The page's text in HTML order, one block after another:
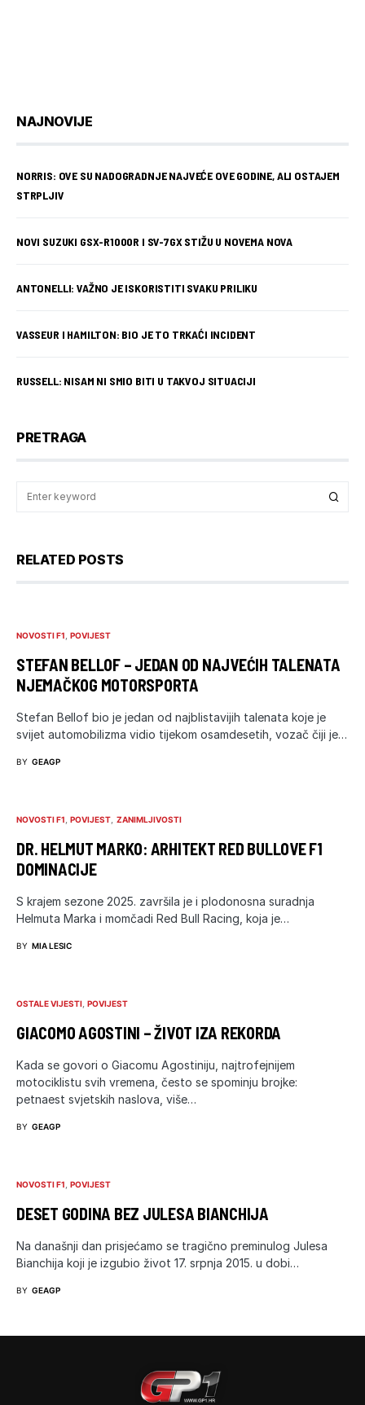
NAJNOVIJE
NORRIS: OVE SU NADOGRADNJE NAJVEĆE OVE GODINE, ALI OSTAJEM
STRPLJIV
NOVI SUZUKI GSX-R1000R I SV-7GX STIŽU U NOVEMA NOVA
ANTONELLI: VAŽNO JE ISKORISTITI SVAKU PRILIKU
VASSEUR I HAMILTON: BIO JE TO TRKAĆI INCIDENT
RUSSELL: NISAM NI SMIO BITI U TAKVOJ SITUACIJI
PRETRAGA
RELATED POSTS
NOVOSTI F1 POVIJEST
STEFAN BELLOF – JEDAN OD NAJVEĆIH TALENATA
NJEMAČKOG MOTORSPORTA
Stefan Bellof bio je jedan od najblistavijih talenata koje je
svijet automobilizma vidio tijekom osamdesetih, vozač čiji je…
BY GEAGP
NOVOSTI F1 POVIJEST ZANIMLJIVOSTI
DR. HELMUT MARKO: ARHITEKT RED BULLOVE F1
DOMINACIJE
S krajem sezone 2025. završila je i plodonosna suradnja
Helmuta Marka i momčadi Red Bull Racing, koja je…
BY MIA LESIC
OSTALE VIJESTI POVIJEST
GIACOMO AGOSTINI – ŽIVOT IZA REKORDA
Kada se govori o Giacomu Agostiniju, najtrofejnijem
motociklistu svih vremena, često se spominju brojke:
petnaest svjetskih naslova, više…
BY GEAGP
NOVOSTI F1 POVIJEST
DESET GODINA BEZ JULESA BIANCHIJA
Na današnji dan prisjećamo se tragično preminulog Julesa
Bianchija koji je izgubio život 17. srpnja 2015. u dobi…
BY GEAGP